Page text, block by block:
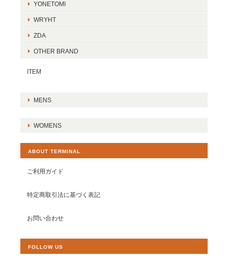
YONETOMI
WRYHT
ZDA
OTHER BRAND
ITEM
MENS
WOMENS
ABOUT TERMINAL
ご利用ガイド
特定商取引法に基づく表記
お問い合わせ
FOLLOW US